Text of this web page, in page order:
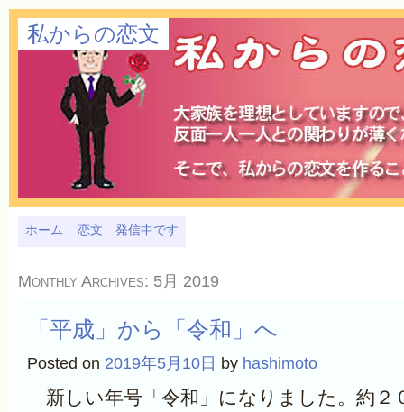
私からの恋文
ホーム 恋文 発信中です
Monthly Archives: 5月 2019
「平成」から「令和」へ
Posted on 2019年5月10日 by hashimoto
新しい年号「令和」になりました。約２